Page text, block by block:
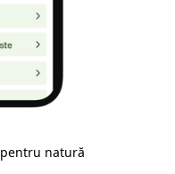
natură